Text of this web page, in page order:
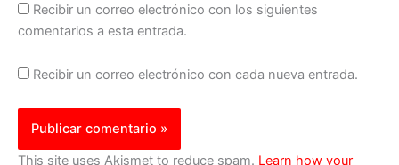
Recibir un correo electrónico con los siguientes
comentarios a esta entrada.
Recibir un correo electrónico con cada nueva entrada.
This site uses Akismet to reduce spam. Learn how your